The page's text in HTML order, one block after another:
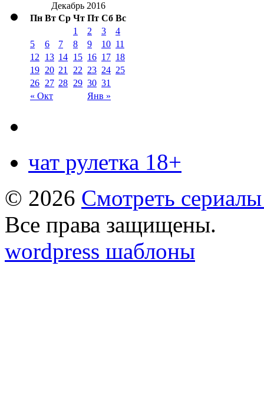
Декабрь 2016
Пн Вт Ср Чт Пт Сб Вс
« Окт Янв »
1 2 3
4
5
6 7 8 9 10 11
12
13 14 15 16 17 18
19 20 21 22 23 24 25
26 27 28 29 30 31
чат рулетка 18+
© 2026 Смотреть
Все права защищены.
wordpress шаблоны